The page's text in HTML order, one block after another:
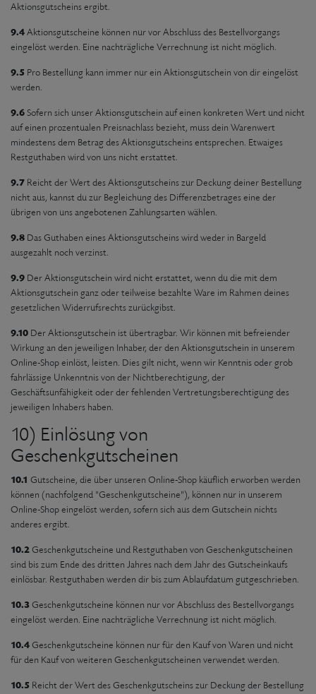
Aktionsgutscheins ergibt.
9.4Aktionsgutscheine können nur vor Abschluss des Bestellvorgangs
eingelöst werden. Eine nachträgliche Verrechnung ist nicht möglich.
9.5 Pro Bestellung kann immer nur ein Aktionsgutschein von dir eingelöst
werden.
9.6Sofern sich unser Aktionsgutschein auf einen konkreten Wert und nicht
auf einen prozentualen Preisnachlass bezieht, muss dein Warenwert
mindestens dem Betrag des Aktionsgutscheins entsprechen. Etwaiges
Restguthaben wird von uns nicht erstattet.
9.7 Reicht der Wert des Aktionsgutscheins zur Deckung deiner Bestellung
nicht aus, kannst du zur Begleichung des Differenzbetrages eine der
übrigen von uns angebotenen Zahlungsarten wählen.
9.8 Das Guthaben eines Aktionsgutscheins wird weder in Bargeld
ausgezahlt noch verzinst.
9.9 Der Aktionsgutschein wird nicht erstattet, wenn du die mit dem
Aktionsgutschein ganz oder teilweise bezahlte Ware im Rahmen deines
gesetzlichen Widerrufsrechts zurückgibst.
9.10 Der Aktionsgutschein ist übertragbar. Wir können mit befreiender
Wirkung an den jeweiligen Inhaber, der den Aktionsgutschein in unserem
Online-Shop einlöst, leisten. Dies gilt nicht, wenn wir Kenntnis oder grob
fahrlässige Unkenntnis von der Nichtberechtigung, der
Geschäftsunfähigkeit oder der fehlenden Vertretungsberechtigung des
jeweiligen Inhabers haben.
10) Einlösung von
Geschenkgutscheinen
10.1 Gutscheine, die über unseren Online-Shop käuflich erworben werden
können (nachfolgend "Geschenkgutscheine"), können nur in unserem
Online-Shop eingelöst werden, sofern sich aus dem Gutschein nichts
anderes ergibt.
10.2Geschenkgutscheine und Restguthaben von Geschenkgutscheinen
sind bis zum Ende des dritten Jahres nach dem Jahr des Gutscheinkaufs
einlösbar. Restguthaben werden dir bis zum Ablaufdatum gutgeschrieben.
10.3Geschenkgutscheine können nur vor Abschluss des Bestellvorgangs
eingelöst werden. Eine nachträgliche Verrechnung ist nicht möglich.
10.4Geschenkgutscheine können nur für den Kauf von Waren und nicht
für den Kauf von weiteren Geschenkgutscheinen verwendet werden.
10.5 Reicht der Wert des Geschenkgutscheins zur Deckung der Bestellung